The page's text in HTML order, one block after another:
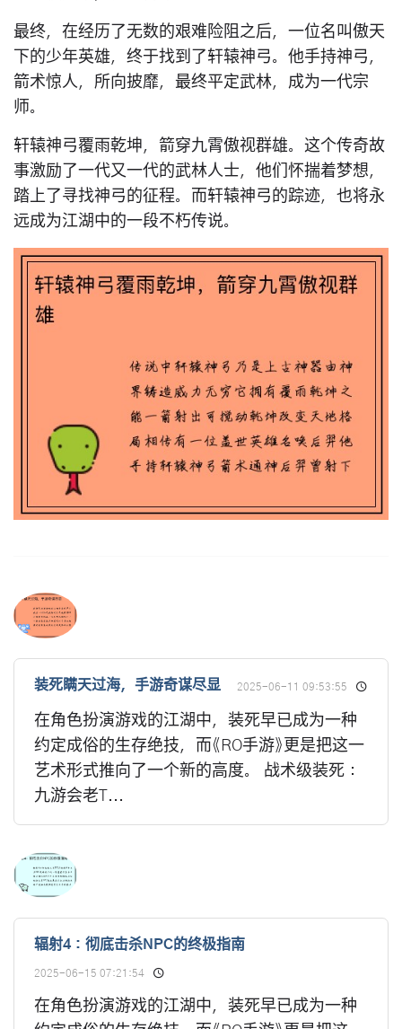
最终，在经历了无数的艰难险阻之后，一位名叫傲天
下的少年英雄，终于找到了轩辕神弓。他手持神弓，
箭术惊人，所向披靡，最终平定武林，成为一代宗
师。
轩辕神弓覆雨乾坤，箭穿九霄傲视群雄。这个传奇故
事激励了一代又一代的武林人士，他们怀揣着梦想，
踏上了寻找神弓的征程。而轩辕神弓的踪迹，也将永
远成为江湖中的一段不朽传说。
装死瞒天过海，手游奇谋尽显 2025-06-11 09:53:55
在角色扮演游戏的江湖中，装死早已成为一种
约定成俗的生存绝技，而《RO手游》更是把这一
艺术形式推向了一个新的高度。 战术级装死：
九游会老T...
辐射4：彻底击杀NPC的终极指南
2025-06-15 07:21:54
在角色扮演游戏的江湖中，装死早已成为一种